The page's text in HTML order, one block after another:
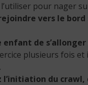
pour nager
vers le
de s’allonger
plusieurs fois
l’initiation du crawl,